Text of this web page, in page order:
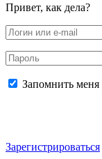
Привет, как дела?
Запомнить меня
Зарегистрироваться